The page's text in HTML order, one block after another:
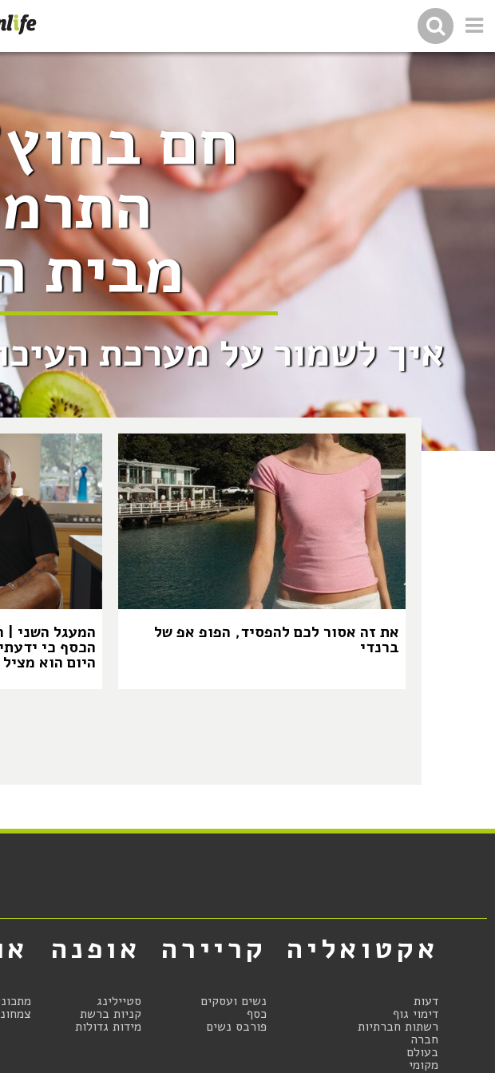
חם
מבית
איך לשמור על מערכת
את זה אסור לכם להפסיד, הפופ אפ של
ברנדי
המעגל השני |
הכסף כי
היום הוא
אקטואליה
דעות
דימוי גוף
רשתות חברתיות
חברה
בעולם
מקומי
קריירה
נשים ועסקים
כסף
פורבס נשים
אופנה
סטיילינג
קניות ברשת
מידות גדולות